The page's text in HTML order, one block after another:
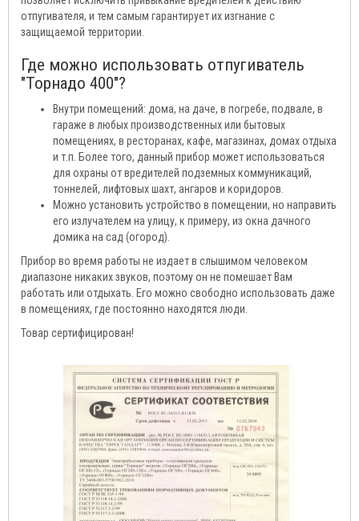
отпугивателя, и тем самым гарантирует их изгнание с
защищаемой территории.
Где можно использовать отпугиватель
"Торнадо 400"?
Внутри помещений: дома, на даче, в погребе, подвале, в
гараже в любых производственных или бытовых
помещениях, в ресторанах, кафе, магазинах, домах отдыха
и т.п. Более того, данный прибор может использоваться
для охраны от вредителей подземных коммуникаций,
тоннелей, лифтовых шахт, ангаров и коридоров.
Можно установить устройство в помещении, но направить
его излучателем на улицу, к примеру, из окна дачного
домика на сад (огород).
Прибор во время работы не издает в слышимом человеком
диапазоне никаких звуков, поэтому он не помешает Вам
работать или отдыхать. Его можно свободно использовать даже
в помещениях, где постоянно находятся люди.
Товар сертифицирован!